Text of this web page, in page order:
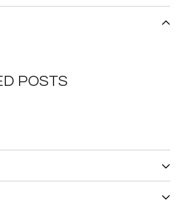
POSTS